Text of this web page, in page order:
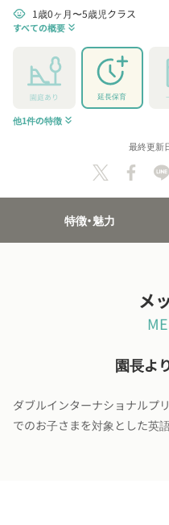
child_care 1歳0ヶ月〜5歳児クラス
すべての概要 keyboard_double_arrow_down
園庭あり 延長保育
他1件の特徴 keyboard_double_arrow_down
最終更新
特徴・魅力
メ
園長よ
ダブルインターナショナルプ
でのお子さまを対象とした英